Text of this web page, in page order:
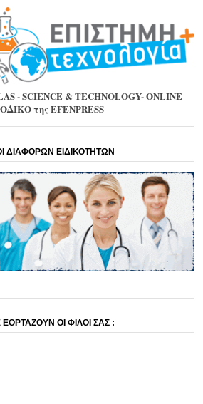
- SCIENCE & TECHNOLOGY- ONLINE
της EFENPRESS
ΔΙΑΦΟΡΩΝ ΕΙΔΙΚΟΤΗΤΩΝ
ΟΙ ΦΙΛΟΙ ΣΑΣ :